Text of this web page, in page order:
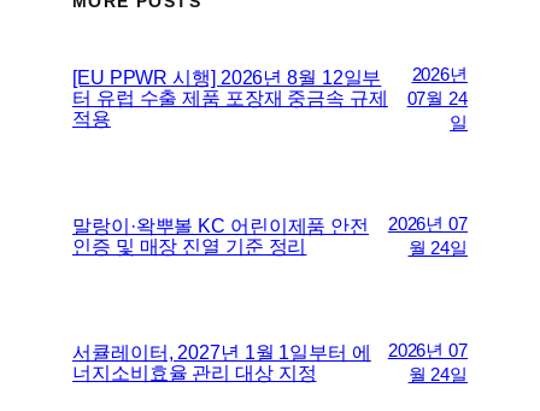
[EU PPWR 시행] 2026년 8월 12일부
터 유럽 수출 제품 포장재 중금속 규제
적용
2026년
07월 24
일
말랑이·왁뿌볼 KC 어린이제품 안전
인증 및 매장 진열 기준 정리
2026년 07
월 24일
서큘레이터, 2027년 1월 1일부터 에
너지소비효율 관리 대상 지정
2026년 07
월 24일